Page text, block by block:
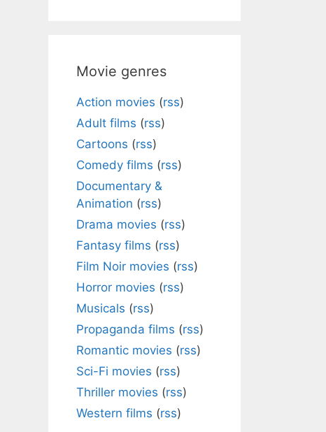
Movie genres
Action movies (rss)
Adult films (rss)
Cartoons (rss)
Comedy films (rss)
Documentary &
Animation (rss)
Drama movies (rss)
Fantasy films (rss)
Film Noir movies (rss)
Horror movies (rss)
Musicals (rss)
Propaganda films (rss)
Romantic movies (rss)
Sci-Fi movies (rss)
Thriller movies (rss)
Western films (rss)